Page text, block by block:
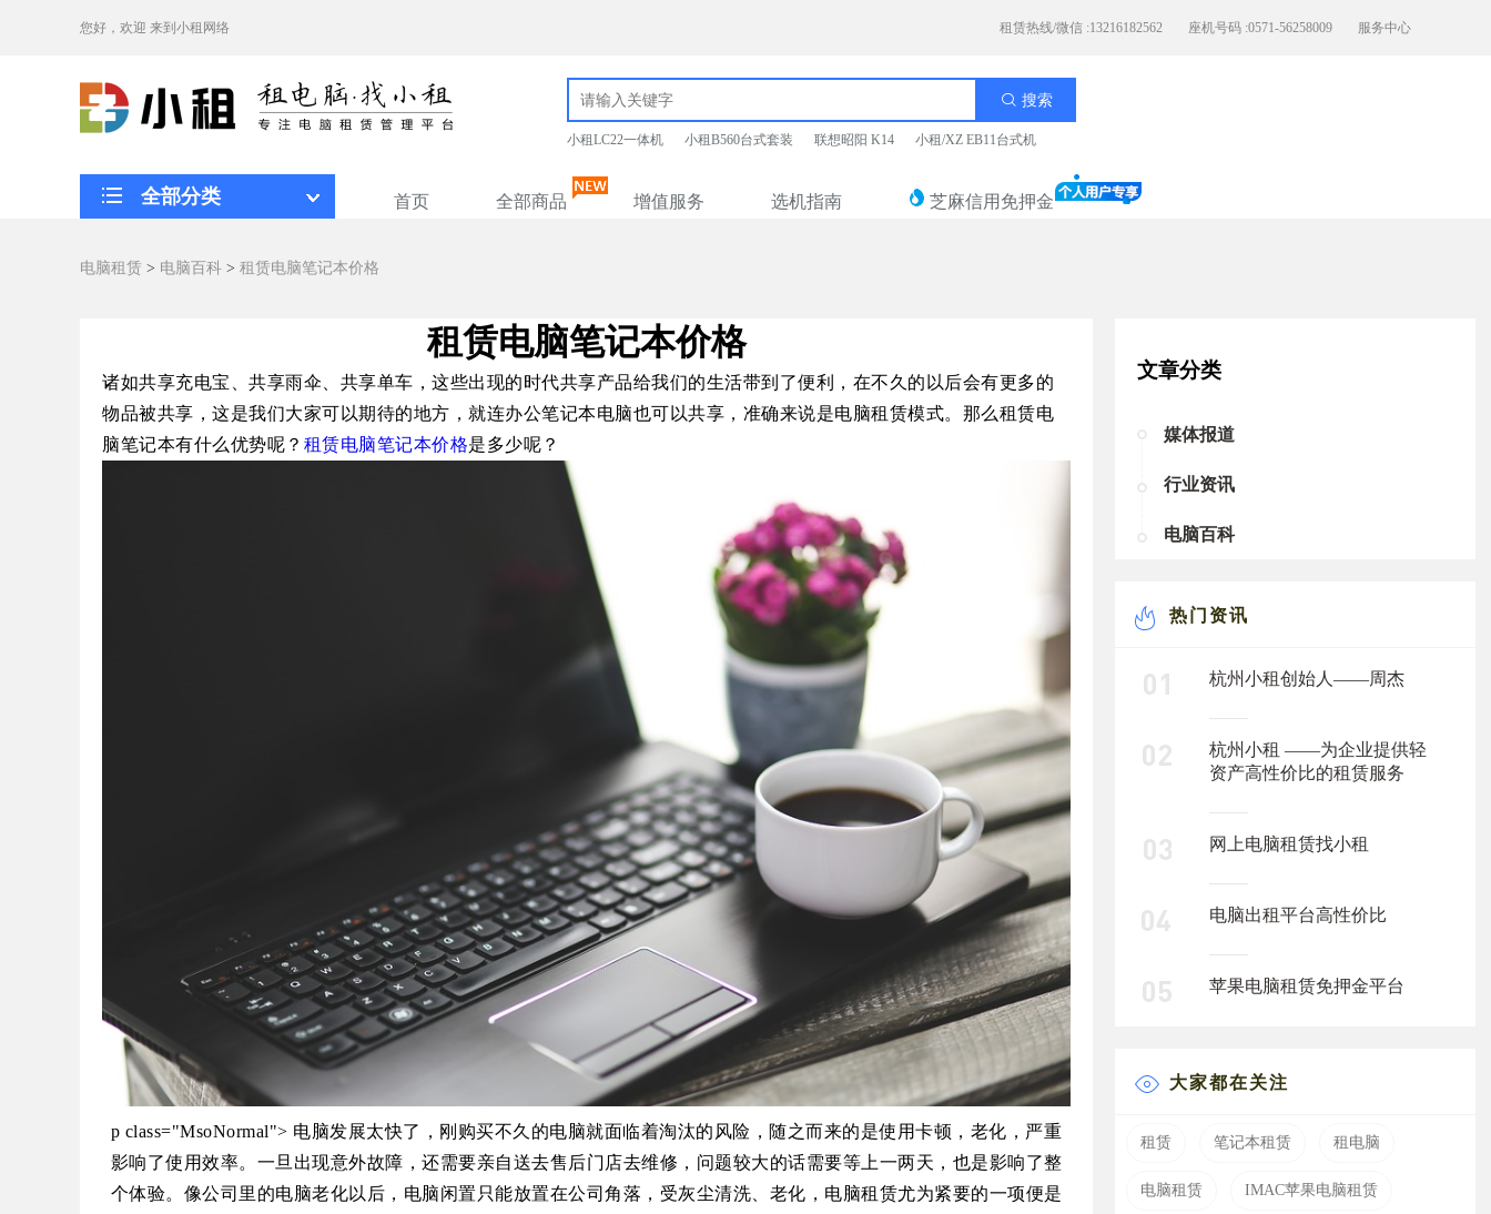
您好，欢迎 来到小租网络 租赁热线/微信 :13216182562 座机号码 :0571-56258009 服务中心
搜索
小租LC22一体机 小租B560台式套装 联想昭阳 K14 小租/XZ EB11台式机
全部分类 首页 全部商品 增值服务 选机指南 芝麻信用免押金
电脑租赁 > 电脑百科 > 租赁电脑笔记本价格
租赁电脑笔记本价格
诸如共享充电宝、共享雨伞、共享单车，这些出现的时代共享产品给我们的生活带到了便利，在不久的以后会有更多的
物品被共享，这是我们大家可以期待的地方，就连办公笔记本电脑也可以共享，准确来说是电脑租赁模式。那么租赁电
脑笔记本有什么优势呢？ 租赁电脑笔记本价格是多少呢？
p class="MsoNormal"> 电脑发展太快了，刚购买不久的电脑就面临着淘汰的风险，随之而来的是使用卡顿，老化，严重
影响了使用效率。一旦出现意外故障，还需要亲自送去售后门店去维修，问题较大的话需要等上一两天，也是影响了整
个体验。像公司里的电脑老化以后，电脑闲置只能放置在公司角落，受灰尘清洗、老化，电脑租赁尤为紧要的一项便是
文章分类
媒体报道
行业资讯
电脑百科
热门资讯
杭州小租创始人——周杰
杭州小租 ——为企业提供轻
资产高性价比的租赁服务
网上电脑租赁找小租
电脑出租平台高性价比
苹果电脑租赁免押金平台
大家都在关注
租赁 笔记本租赁 租电脑
电脑租赁 IMAC苹果电脑租赁